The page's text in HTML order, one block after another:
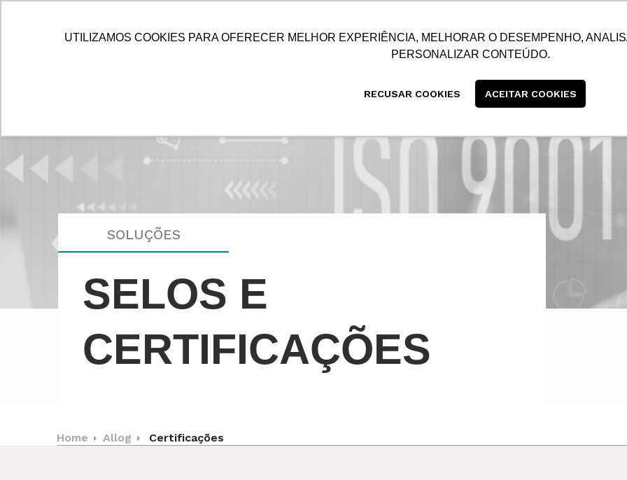
UTILIZAMOS COOKIES PARA OFERECER MELHOR EXPERIÊNCIA, MELHORAR O DESEMPENHO,
PERSONALIZAR CONTEÚDO.
RECUSAR COOKIES ACEITAR COOKIES
HOME ALLOG SOLUÇÕES SUSTENTABILIDADE BLOG CONTATO
SOLUÇÕES
SELOS E
CERTIFICAÇÕES
Home Allog Certificações